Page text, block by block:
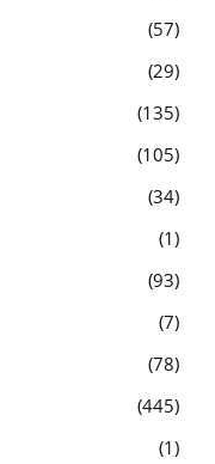
57
29
135
105
34
1
93
7
78
445
1